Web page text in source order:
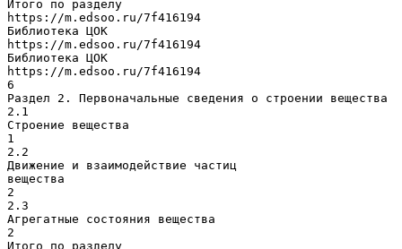
Итого по разделу
https://m.edsoo.ru/7f416194
Библиотека ЦОК
https://m.edsoo.ru/7f416194
Библиотека ЦОК
https://m.edsoo.ru/7f416194
6
Раздел 2. Первоначальные сведения о строении вещества
2.1
Строение вещества
1
2.2
Движение и взаимодействие частиц
вещества
2
2.3
Агрегатные состояния вещества
2
Итого по разделу